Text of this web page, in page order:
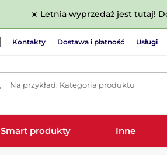
☀️ Letnia wyprzedaż jest tutaj!
Kontakty Dostawa i płatność Usługi
Na przykład. Kategoria produktu
Smart produkty Inne